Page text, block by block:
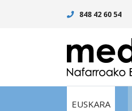
848 42 60 54
EUSKARA